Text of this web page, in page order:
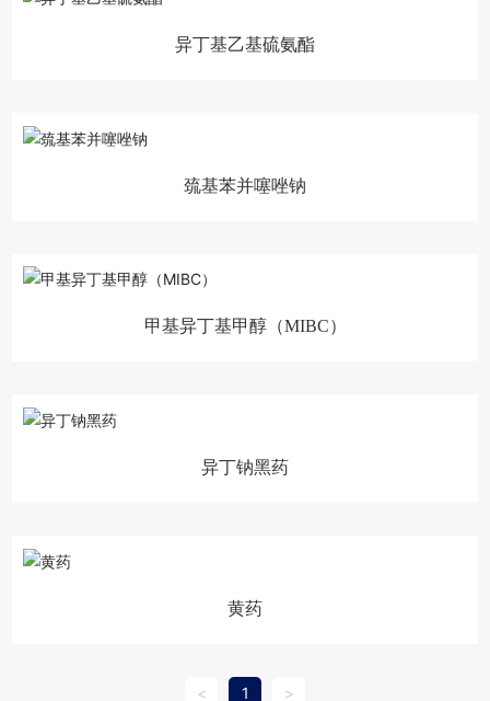
异丁基乙基硫氨酯
巯基苯并噻唑钠
甲基异丁基甲醇（MIBC）
异丁钠黑药
黄药
< 1 >